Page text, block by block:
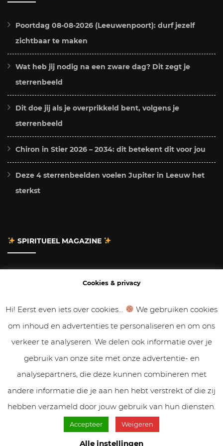
Poortdag 08-08-2026 (Leeuwenpoort): durf jezelf
zichtbaar te maken
Wat heb jij nodig na een zware dag? Dit zegt je
sterrenbeeld
Dit doe jij als je overprikkeld bent, volgens je
sterrenbeeld
Chiron in Stier 2026 – 2034: dit betekent dit voor jou
Deze 4 sterrenbeelden voelen Jupiter in Leeuw het
sterkst
SPIRITUEEL MAGAZINE
Gastbloggen
Samenwerken
Cookies & Privacy
© VolleMaanKalender.nl 2019 - 2025 // NadiZoetebier.nl //
Cookiebeleid & privacy
Cookies & privacy
Hi! Eerst even iets over cookies...
We gebruiken cookies
om inhoud en advertenties te personaliseren en om ons
verkeer te analyseren. We delen ook informatie over je
gebruik van onze site met onze advertentie- en
analysepartners, die deze kunnen combineren met
andere informatie die je aan hen hebt verstrekt of die zij
hebben verzameld door jouw gebruik van hun diensten.
Accepteer Weigeren
Alle instellingen